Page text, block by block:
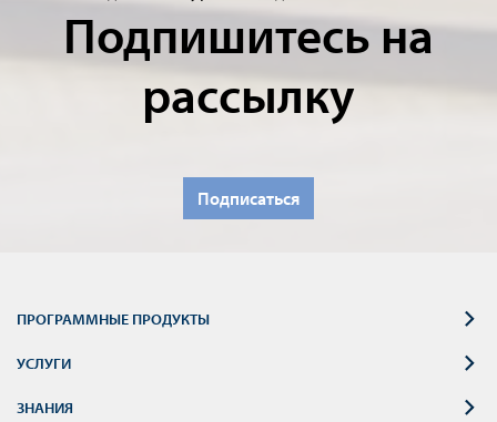
Подпишитесь на
рассылку
Подписаться
ПРОГРАММНЫЕ ПРОДУКТЫ
УСЛУГИ
ЗНАНИЯ